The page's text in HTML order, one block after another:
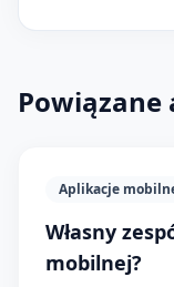
Powiązane
Aplikacje
Własny
mobilnej?